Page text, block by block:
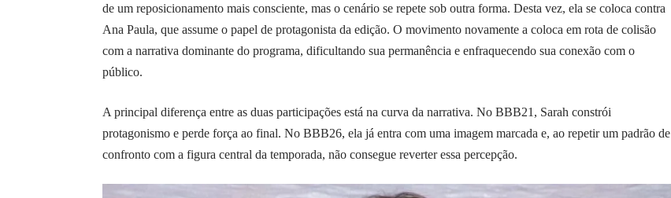
de um reposicionamento mais consciente, mas o cenário se repete sob outra forma. Desta vez, ela se coloca contra
Ana Paula, que assume o papel de protagonista da edição. O movimento novamente a coloca em rota de colisão
com a narrativa dominante do programa, dificultando sua permanência e enfraquecendo sua conexão com o
público.
A principal diferença entre as duas participações está na curva da narrativa. No BBB21, Sarah constrói
protagonismo e perde força ao final. No BBB26, ela já entra com uma imagem marcada e, ao repetir um padrão de
confronto com a figura central da temporada, não consegue reverter essa percepção.